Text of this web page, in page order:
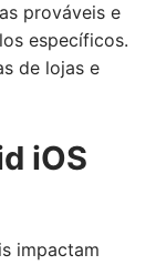
prováveis e
específicos.
de lojas e
iOS
impactam